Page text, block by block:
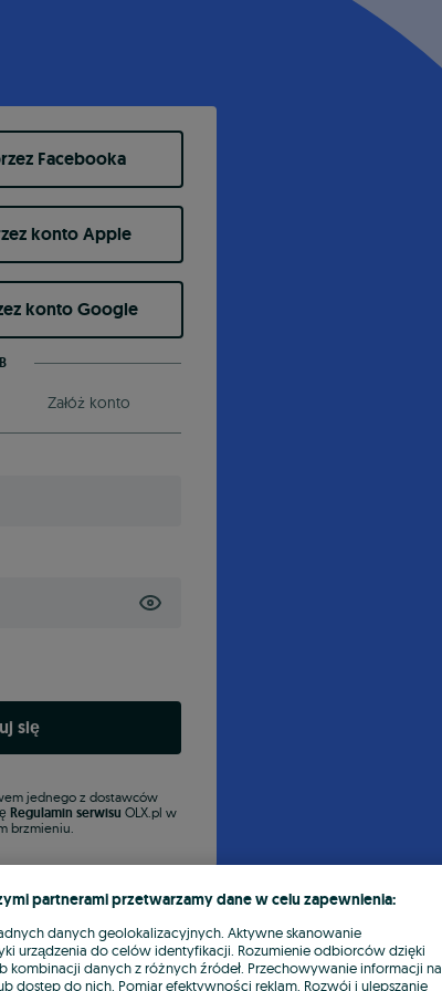
Facebooka
konto Apple
konto Google
Załóż konto
się
jednego z dostawców
Regulamin serwisu OLX.pl w
brzmieniu.
partnerami przetwarzamy dane w celu zapewnienia:
danych geolokalizacyjnych. Aktywne skanowanie
urządzenia do celów identyfikacji. Rozumienie odbiorców dzięki
kombinacji danych z różnych źródeł. Przechowywanie informacji na
dostęp do nich. Pomiar efektywności reklam. Rozwój i ulepszanie